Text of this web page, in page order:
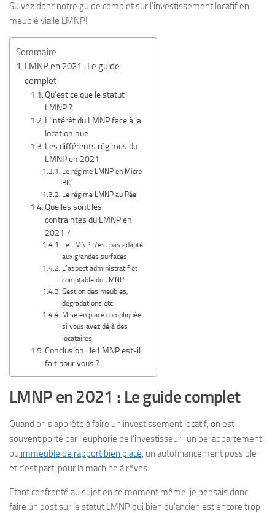
Suivez donc notre guide complet sur l’investissement locatif en
meublé via le LMNP!
Sommaire
LMNP en 2021 : Le guide
complet
Qu’est ce que le statut
LMNP ?
L’intérêt du LMNP face à la
location nue
Les différents régimes du
LMNP en 2021
Le régime LMNP en Micro
BIC
Le régime LMNP au Réel
Quelles sont les
contraintes du LMNP en
2021 ?
Le LMNP n’est pas adapté
aux grandes surfaces
L’aspect administratif et
comptable du LMNP
Gestion des meubles,
dégradations etc.
Mise en place compliquée
si vous avez déjà des
locataires
Conclusion : le LMNP est-il
fait pour vous ?
LMNP en 2021 : Le guide complet
Quand on s’apprête à faire un investissement locatif, on est
souvent porté par l’euphorie de l’investisseur : un bel appartement
ou immeuble de rapport bien placé, un autofinancement possible
et c’est parti pour la machine à rêves.
Etant confronté au sujet en ce moment même, je pensais donc
faire un post sur le statut LMNP qui bien qu’ancien est encore trop